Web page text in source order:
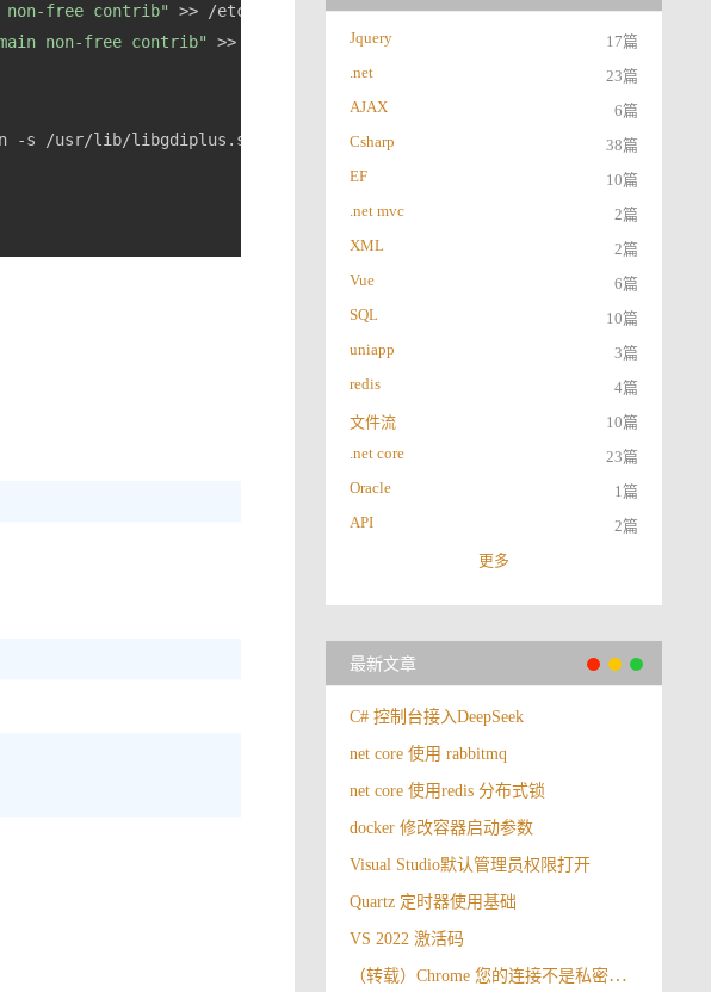
non-free contrib" >> /etc/apt/sources.list
\
non-free contrib" >> /etc/apt/sources.
Jquery
17篇
.net
23篇
AJAX
6篇
Csharp
38篇
EF
10篇
.net mvc
2篇
XML
2篇
Vue
6篇
SQL
10篇
uniapp
3篇
redis
4篇
文件流
10篇
.net core
23篇
Oracle
1篇
API
2篇
更多
最新文章
C# 控制台接入DeepSeek
net core 使用 rabbitmq
net core 使用redis 分布式锁
docker 修改容器启动参数
Visual Studio默认管理员权限打开
Quartz 定时器使用基础
VS 2022 激活码
（转载）Chrome 您的连接不是私密连接解决办法